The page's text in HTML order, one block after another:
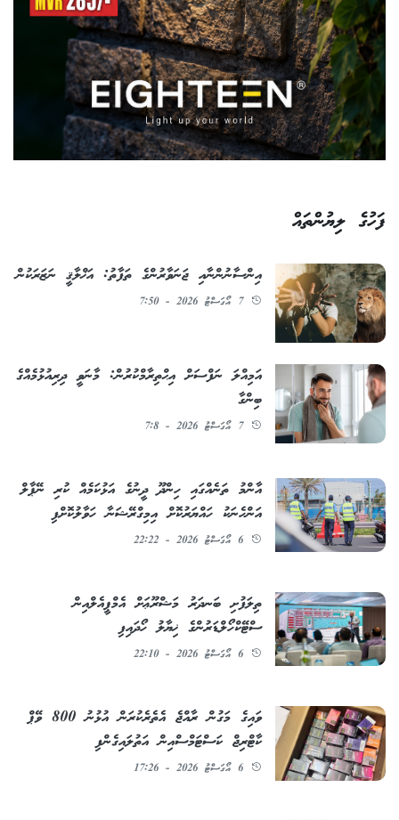
ފަހުގެ ލިޔުންތައް
އިންސާނުންނާއި ޖަނަވާރުންގެ ތަފާތު: އަޚްލާޤީ ނަޒަރަކުން
7 އޯގަސްޓު 2026 - 7:50
އަމިއްލަ ނަފްސަށް އިޙްތިރާމްކުރުން: މާނަވީ ދިރިއުޅުމެއްގެ
ބިންގާ
7 އޯގަސްޓު 2026 - 7:8
އާންމު ތަނެއްގައި ހިންދޫ ދީނުގެ އަޅުކަމެއް ކުރި ނޭޕާލް
އަންހެނަކު ހައްޔަރުކޮށް އިމިގްރޭޝަނާ ހަވާލުކޮށްފި
6 އޯގަސްޓު 2026 - 22:22
ތިލަފުށި ބަނދަރު މަޝްރޫޢަށް އެމްޕީއެލްއިން
ސްޓޭކްހޯލްޑަރުންގެ ޚިޔާލު ހޯދައިފި
6 އޯގަސްޓު 2026 - 22:10
ވައިގެ މަގުން ރާއްޖެ އެތެރެކުރަން އުޅުނު 800 ވޭޕް
ކާޓްރިޖް ކަސްޓަމްސްއިން އަތުލައިގެންފި
6 އޯގަސްޓު 2026 - 17:26